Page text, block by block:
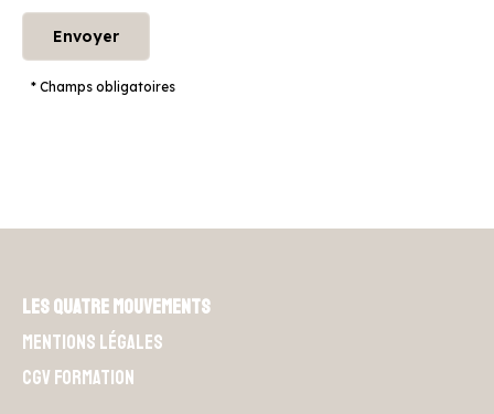
* Champs obligatoires
Les Quatre Mouvements
Mentions légales
CGV Formation